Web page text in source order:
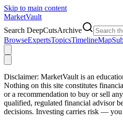
Skip to main content
MarketVault
Search DeepCutsArchive
BrowseExpertsTopicsTimelineMap
Disclaimer: MarketVault is an
Nothing on this site constitutes
or a recommendation to buy or sell
qualified, regulated financial advisor
decisions. Investing carries risk — you